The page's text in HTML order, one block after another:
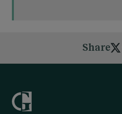
Share